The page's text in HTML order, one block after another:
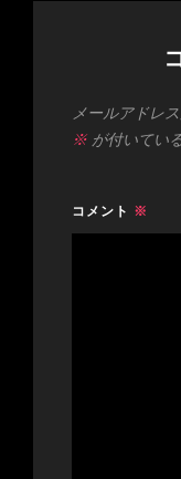
メールアドレ
※が付いてい
コメント ※